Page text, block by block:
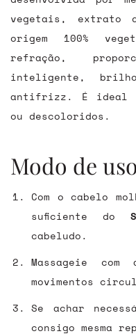
vegetais, extrato
origem 100%
refração,
inteligente,
antifrizz. É ideal
ou descoloridos.
Modo de
Com o cabelo
suficiente do
cabeludo.
Massageie
movimentos
Se achar
consigo mesma